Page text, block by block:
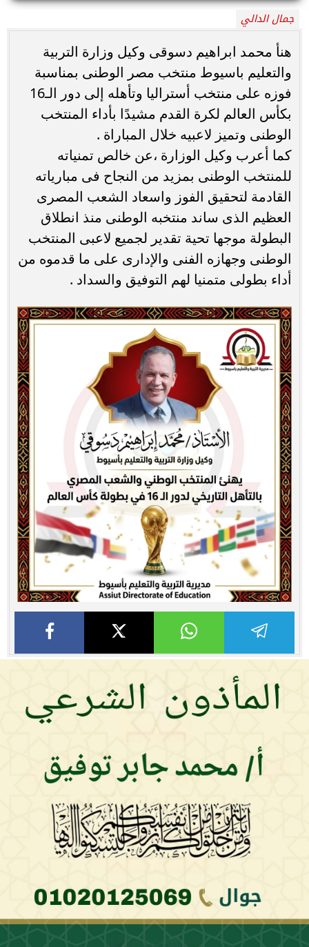
جمال الدالي
هنأ محمد ابراهيم دسوقى وكيل وزارة التربية
والتعليم باسيوط منتخب مصر الوطنى بمناسبة
فوزه على منتخب أستراليا وتأهله إلى دور الـ16
بكأس العالم لكرة القدم مشيدًا بأداء المنتخب
الوطنى وتميز لاعبيه خلال المباراة .
كما أعرب وكيل الوزارة ،عن خالص تمنياته
للمنتخب الوطنى بمزيد من النجاح فى مبارياته
القادمة لتحقيق الفوز واسعاد الشعب المصرى
العظيم الذى ساند منتخبه الوطنى منذ انطلاق
البطولة موجها تحية تقدير لجميع لاعبى المنتخب
الوطنى وجهازه الفنى والإدارى على ما قدموه من
أداء بطولى متمنيا لهم التوفيق والسداد .